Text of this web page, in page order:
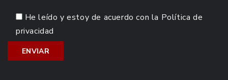
He leído y estoy de acuerdo con la Política de
privacidad